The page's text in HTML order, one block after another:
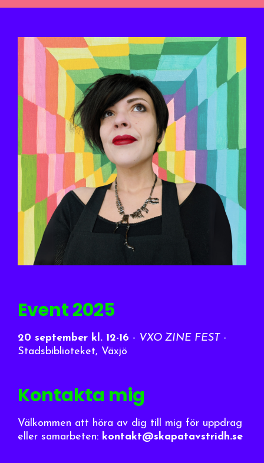
Event 2025
20 september kl. 12-16 - VXO ZINE FEST-
Stadsbiblioteket, Växjö
Kontakta mig
Välkommen att höra av dig till mig för uppdrag
eller samarbeten: kontakt@skapatavstridh.se